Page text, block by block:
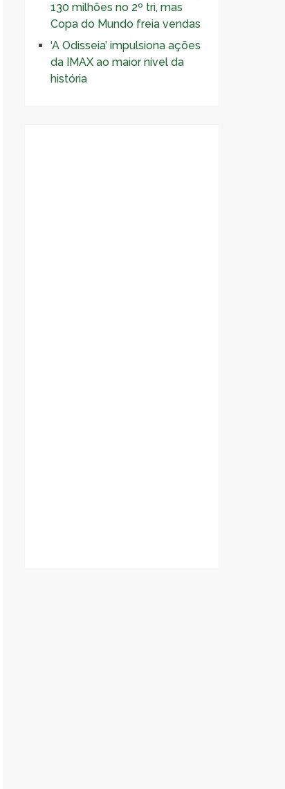
130 milhões no 2º tri, mas
Copa do Mundo freia vendas
‘A Odisseia’ impulsiona ações
da IMAX ao maior nível da
história